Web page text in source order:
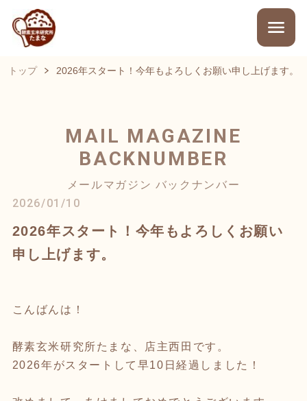
トップ 2026年スタート！今年もよろしくお願い申し上げます。
MAIL MAGAZINE
BACKNUMBER
メールマガジン バックナンバー
2026/01/10
2026年スタート！今年もよろしくお願い
申し上げます。
こんばんは！
酵素玄米研究所たまな、店主西田です。
2026年がスタートして早10日経過しました！